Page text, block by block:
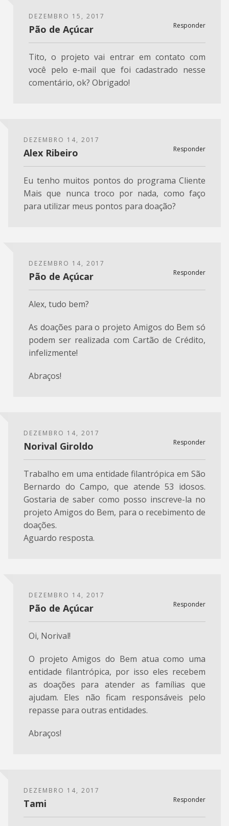
DEZEMBRO 15, 2017
Responder
Pão de Açúcar
Tito, o projeto vai entrar em contato com
você pelo e-mail que foi cadastrado nesse
comentário, ok? Obrigado!
DEZEMBRO 14, 2017
Responder
Alex Ribeiro
Eu tenho muitos pontos do programa Cliente
Mais que nunca troco por nada, como faço
para utilizar meus pontos para doação?
DEZEMBRO 14, 2017
Responder
Pão de Açúcar
Alex, tudo bem?
As doações para o projeto Amigos do Bem só
podem ser realizada com Cartão de Crédito,
infelizmente!
Abraços!
DEZEMBRO 14, 2017
Responder
Norival Giroldo
Trabalho em uma entidade filantrópica em São
Bernardo do Campo, que atende 53 idosos.
Gostaria de saber como posso inscreve-la no
projeto Amigos do Bem, para o recebimento de
doações.
Aguardo resposta.
DEZEMBRO 14, 2017
Responder
Pão de Açúcar
Oi, Norival!
O projeto Amigos do Bem atua como uma
entidade filantrópica, por isso eles recebem
as doações para atender as famílias que
ajudam. Eles não ficam responsáveis pelo
repasse para outras entidades.
Abraços!
DEZEMBRO 14, 2017
Responder
Tami